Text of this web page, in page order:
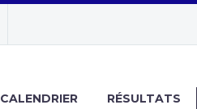
CALENDRIER RÉSULTATS